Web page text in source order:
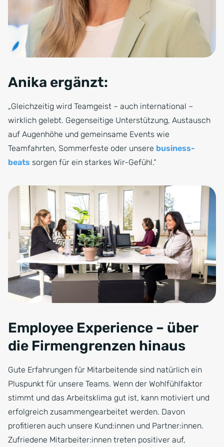
Anika ergänzt:
„Gleichzeitig wird Teamgeist – auch international –
wirklich gelebt. Gegenseitige Unterstützung, Austausch
auf Augenhöhe und gemeinsame Events wie
Teamfahrten, Sommerfeste oder unsere business-
beats sorgen für ein starkes Wir-Gefühl.“
Employee Experience – über
die Firmengrenzen hinaus
Gute Erfahrungen für Mitarbeitende sind natürlich ein
Pluspunkt für unsere Teams. Wenn der Wohlfühlfaktor
stimmt und das Arbeitsklima gut ist, kann motiviert und
erfolgreich zusammengearbeitet werden. Davon
profitieren auch unsere Kund:innen und Partner:innen.
Zufriedene Mitarbeiter:innen treten positiver auf,